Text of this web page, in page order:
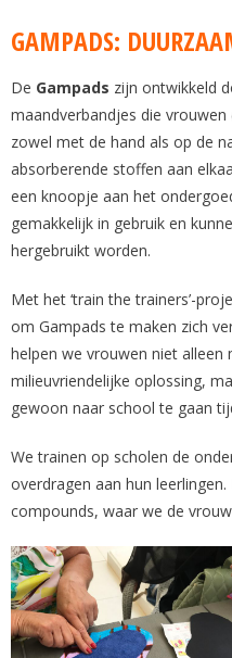
GAMPADS:
De Gampads zijn ontwikkeld
maandverbandjes die
zowel met de hand als op de
absorberende stoffen aan
een knoopje aan het
gemakkelijk in gebruik en
hergebruikt worden.
Met het ‘train the trainers’-
om Gampads te maken zich
helpen we vrouwen niet alleen
milieuvriendelijke oplossing,
gewoon naar school te gaan
We trainen op scholen de
overdragen aan hun
compounds, waar we de